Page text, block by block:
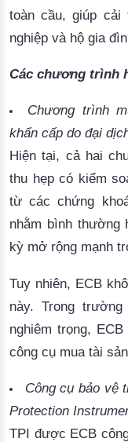
toàn cầu, giúp cải
nghiệp và hộ gia
Các chương trình
Chương trình
khẩn cấp do đại
thu hẹp có kiểm
từ các chứng
nhằm bình thường
kỳ mở rộng mạnh
Tuy nhiên, ECB
này. Trong
nghiêm trọng, ECB
công cụ mua tài
Công cụ bảo vệ
Protection
TPI được ECB